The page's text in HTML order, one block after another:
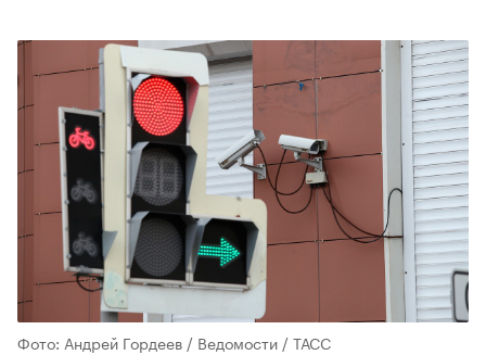
Фото: Андрей Гордеев / Ведомости / ТАСС